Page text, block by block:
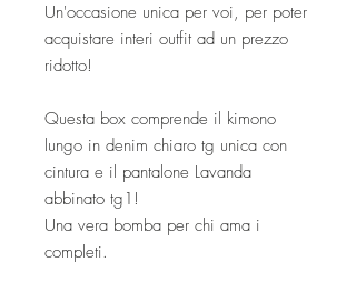
Un'occasione unica per voi, per poter
acquistare interi outfit ad un prezzo
ridotto!
Questa box comprende il kimono
lungo in denim chiaro tg unica con
cintura e il pantalone Lavanda
abbinato tg1!
Una vera bomba per chi ama i
completi.